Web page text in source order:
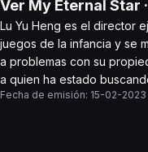
Ver My Eternal Star
Lu Yu Heng es el director
juegos de la infancia y se
a problemas con su
a quien ha estado
Fecha de emisión: 15-02-2023